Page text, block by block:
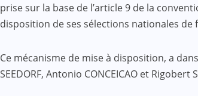
prise sur la base de l’article 9 de la
disposition de ses sélections nationales de
Ce mécanisme de mise à disposition, a
SEEDORF, Antonio CONCEICAO et